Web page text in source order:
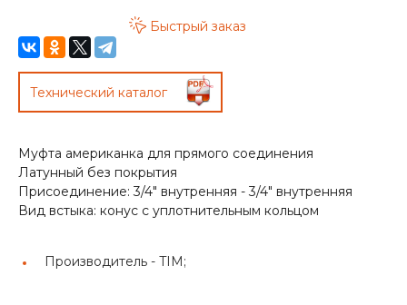
Быстрый заказ
Технический каталог
Муфта американка для прямого соединения
Латунный без покрытия
Присоединение: 3/4" внутренняя - 3/4" внутренняя
Вид встыка: конус с уплотнительным кольцом
Производитель - TIM;